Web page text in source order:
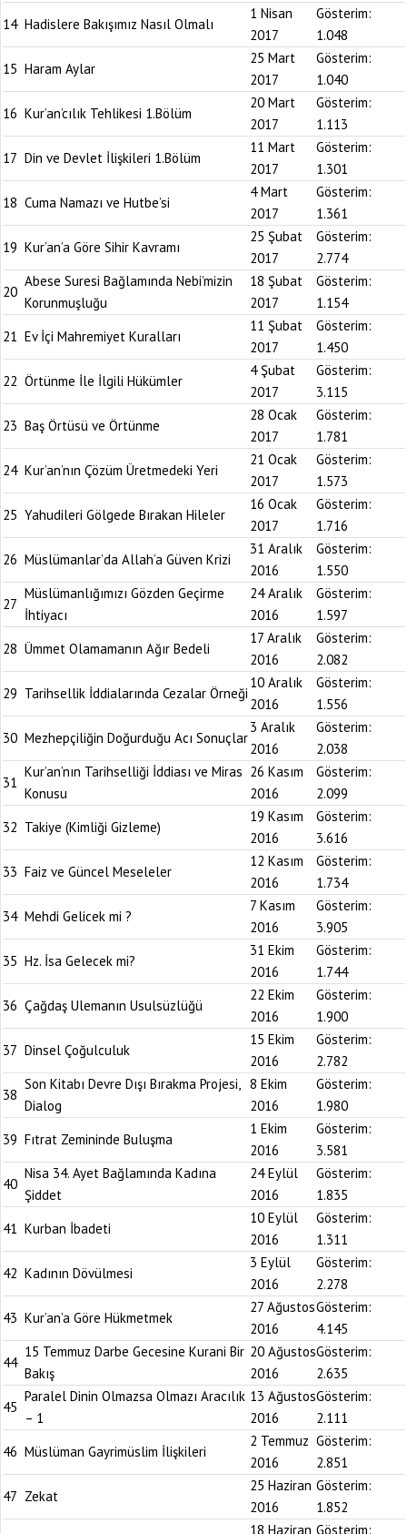
14 Hadislere Bakışımız Nasıl Olmalı
1 Nisan
2017
Gösterim:
1.048
15 Haram Aylar
25 Mart
2017
Gösterim:
1.040
16 Kur’an’cılık Tehlikesi 1.Bölüm
20 Mart
2017
Gösterim:
1.113
17 Din ve Devlet İlişkileri 1.Bölüm
11 Mart
2017
Gösterim:
1.301
18 Cuma Namazı ve Hutbe’si
4 Mart
2017
Gösterim:
1.361
19 Kur’an’a Göre Sihir Kavramı
25 Şubat
2017
Gösterim:
2.774
20
Abese Suresi Bağlamında Nebi’mizin
Korunmuşluğu
18 Şubat
2017
Gösterim:
1.154
21 Ev İçi Mahremiyet Kuralları
11 Şubat
2017
Gösterim:
1.450
22 Örtünme İle İlgili Hükümler
4 Şubat
2017
Gösterim:
3.115
23 Baş Örtüsü ve Örtünme
28 Ocak
2017
Gösterim:
1.781
24 Kur’an’nın Çözüm Üretmedeki Yeri
21 Ocak
2017
Gösterim:
1.573
25 Yahudileri Gölgede Bırakan Hileler
16 Ocak
2017
Gösterim:
1.716
26 Müslümanlar’da Allah’a Güven Krizi
31 Aralık
2016
Gösterim:
1.550
27
Müslümanlığımızı Gözden Geçirme
İhtiyacı
24 Aralık
2016
Gösterim:
1.597
28 Ümmet Olamamanın Ağır Bedeli
17 Aralık
2016
Gösterim:
2.082
29 Tarihsellik İddialarında Cezalar Örneği
10 Aralık
2016
Gösterim:
1.556
30 Mezhepçiliğin Doğurduğu Acı Sonuçlar
3 Aralık
2016
Gösterim:
2.038
31
Kur’an’nın Tarihselliği İddiası ve Miras
Konusu
26 Kasım
2016
Gösterim:
2.099
32 Takiye (Kimliği Gizleme)
19 Kasım
2016
Gösterim:
3.616
33 Faiz ve Güncel Meseleler
12 Kasım
2016
Gösterim:
1.734
34 Mehdi Gelicek mi ?
7 Kasım
2016
Gösterim:
3.905
35 Hz. İsa Gelecek mi?
31 Ekim
2016
Gösterim:
1.744
36 Çağdaş Ulemanın Usulsüzlüğü
22 Ekim
2016
Gösterim:
1.900
37 Dinsel Çoğulculuk
15 Ekim
2016
Gösterim:
2.782
38
Son Kitabı Devre Dışı Bırakma Projesi,
Dialog
8 Ekim
2016
Gösterim:
1.980
39 Fıtrat Zemininde Buluşma
1 Ekim
2016
Gösterim:
3.581
40
Nisa 34. Ayet Bağlamında Kadına
Şiddet
24 Eylül
2016
Gösterim:
1.835
41 Kurban İbadeti
10 Eylül
2016
Gösterim:
1.311
42 Kadının Dövülmesi
3 Eylül
2016
Gösterim:
2.278
43 Kur’an’a Göre Hükmetmek
27 Ağustos
2016
Gösterim:
4.145
44
15 Temmuz Darbe Gecesine Kurani Bir
Bakış
20 Ağustos
2016
Gösterim:
2.635
45
Paralel Dinin Olmazsa Olmazı Aracılık
– 1
13 Ağustos
2016
Gösterim:
2.111
46 Müslüman Gayrimüslim İlişkileri
2 Temmuz
2016
Gösterim:
2.851
47 Zekat
25 Haziran
2016
Gösterim:
1.852
18 Haziran Gösterim: